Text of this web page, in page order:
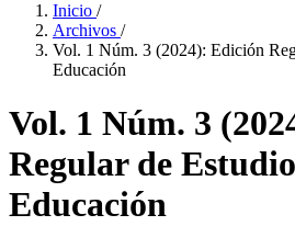
Inicio /
Archivos /
Vol. 1 Núm. 3 (2024): Edición
Educación
Vol. 1 Núm. 3
Regular de
Educación